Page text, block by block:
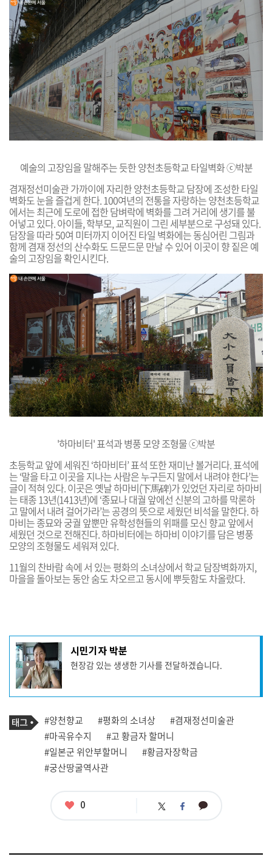
예술의 고장임을 말해주는 듯한양천초등학교 타일벽화 ⓒ박분
겸재정선미술관 가까이에 자리한 양천초등학교 담장에 조성한 타일
벽화도 눈을 즐겁게 한다. 100여년의 전통을 자랑하는 양천초등학교
에서는 최근에 도로에 접한 담벼락에 벽화를 그려 거리에 생기를 불
어넣고 있다. 아이들, 학부모, 교직원이 그린 세부분으로 구성돼 있다.
담장을 따라 50여 미터까지 이어진 타일 벽화에는 동심어린 그림과
함께 겸재 정선의 산수화도 드문드문 만날 수 있어 이곳이 향 짙은 예
술의 고장임을 확인시킨다.
'하마비터' 표석과 병풍 모양 조형물 ⓒ박분
초등학교 앞에 세워진 ‘하마비터’ 표석 또한 재미난 볼거리다. 표석에
는 ‘말을 타고 이곳을 지나는 사람은 누구든지 말에서 내려야 한다’는
글이 적혀 있다. 이곳은 옛날 하마비(下馬碑)가 있었던 자리로 하마비
는 태종 13년(1413년)에 ‘종묘나 대궐 앞에선 신분의 고하를 막론하
고 말에서 내려 걸어가라’는 공경의 뜻으로 세웠던 비석을 말한다. 하
마비는 종묘와 궁궐 앞뿐만 유학성현들의 위패를 모신 향교 앞에서
세웠던 것으로 전해진다. 하마비터에는 하마비 이야기를 담은 병풍
모양의 조형물도 세워져 있다.
11월의 찬바람 속에 서 있는 평화의 소녀상에서 학교 담장벽화까지,
마을을 돌아보는 동안숨도 차오르고 동시에 뿌듯함도 차올랐다.
기
사
작
성
자
프
필
시민기자 박분
현장감 있는 생생한 기사를 전달하겠습니다.
기
사
관
련
태
그
태
그
#양천향교 #평화의 소녀상
#겸재정선미술관
#마곡유수지
#고 황금자 할머니
#일본군 위안부할머니
#황금자장학금
#궁산땅굴역사관
좋
0 트 페 카